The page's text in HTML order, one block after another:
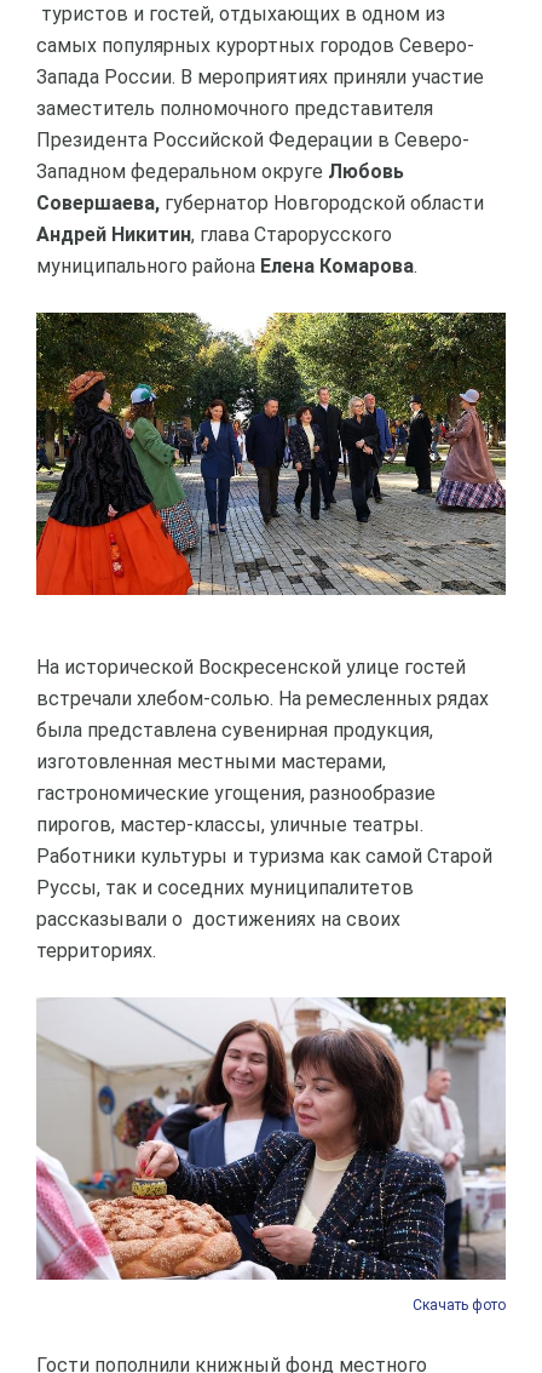
туристов и гостей, отдыхающих в одном из
самых популярных курортных городов Северо-
Запада России. В мероприятиях приняли участие
заместитель полномочного представителя
Президента Российской Федерации в Северо-
Западном федеральном округе Любовь
Совершаева, губернатор Новгородской области
Андрей Никитин, глава Старорусского
муниципального района Елена Комарова.
На исторической Воскресенской улице гостей
встречали хлебом-солью. На ремесленных рядах
была представлена сувенирная продукция,
изготовленная местными мастерами,
гастрономические угощения, разнообразие
пирогов, мастер-классы, уличные театры.
Работники культуры и туризма как самой Старой
Руссы, так и соседних муниципалитетов
рассказывали о достижениях на своих
территориях.
Скачать фото
Гости пополнили книжный фонд местного